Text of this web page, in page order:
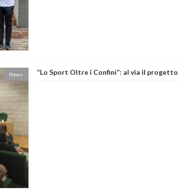
News “Lo Sport Oltre i Confini”: al via il